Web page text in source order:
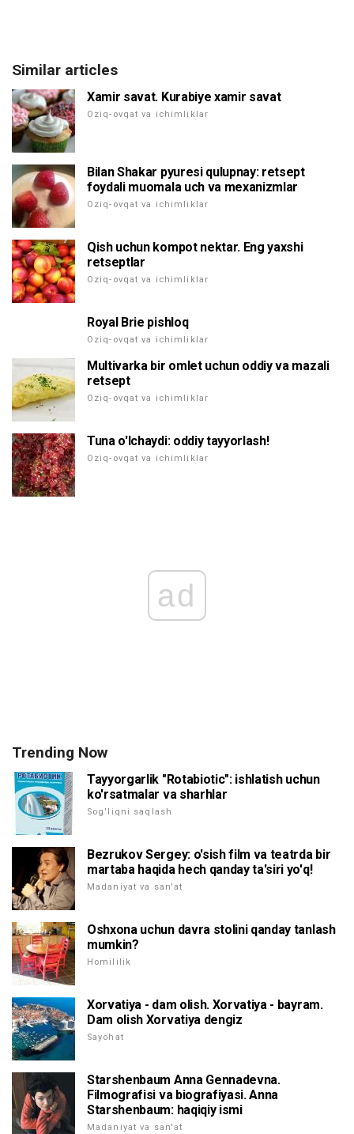
Similar articles
Xamir savat. Kurabiye xamir savat
Oziq-ovqat va ichimliklar
Bilan Shakar pyuresi qulupnay: retsept
foydali muomala uch va mexanizmlar
Oziq-ovqat va ichimliklar
Qish uchun kompot nektar. Eng yaxshi
retseptlar
Oziq-ovqat va ichimliklar
Royal Brie pishloq
Oziq-ovqat va ichimliklar
Multivarka bir omlet uchun oddiy va mazali
retsept
Oziq-ovqat va ichimliklar
Tuna o'lchaydi: oddiy tayyorlash!
Oziq-ovqat va ichimliklar
ad
Trending Now
Tayyorgarlik "Rotabiotic": ishlatish uchun
ko'rsatmalar va sharhlar
Sog'liqni saqlash
Bezrukov Sergey: o'sish film va teatrda bir
martaba haqida hech qanday ta'siri yo'q!
Madaniyat va san'at
Oshxona uchun davra stolini qanday tanlash
mumkin?
Homililik
Xorvatiya - dam olish. Xorvatiya - bayram.
Dam olish Xorvatiya dengiz
Sayohat
Starshenbaum Anna Gennadevna.
Filmografisi va biografiyasi. Anna
Starshenbaum: haqiqiy ismi
Madaniyat va san'at